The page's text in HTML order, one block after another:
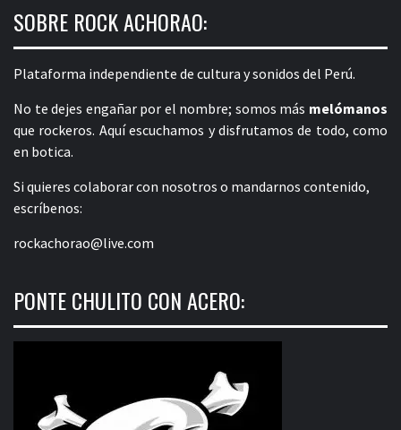
SOBRE ROCK ACHORAO:
Plataforma independiente de cultura y sonidos del Perú.
No te dejes engañar por el nombre; somos más melómanos
que rockeros. Aquí escuchamos y disfrutamos de todo, como
en botica.
Si quieres colaborar con nosotros o mandarnos contenido,
escríbenos:
rockachorao@live.com
PONTE CHULITO CON ACERO: